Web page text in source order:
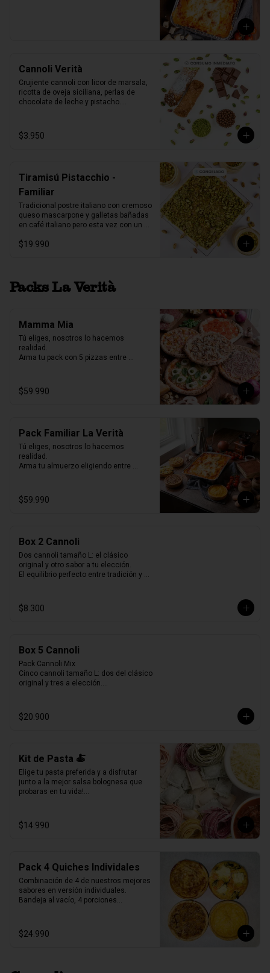
Cannoli Verità
Crujiente cannoli con licor de marsala,
ricotta de oveja siciliana, perlas de
chocolate de leche y pistacho.
$3.950
Tiramisú Pistacchio -
Familiar
Tradicional postre italiano con cremoso
queso mascarpone y galletas bañadas
en café italiano pero esta vez con un
Fuente acrilico, 6-8 porc.
$19.990
Packs La Verità
Mamma Mia
Tú eliges, nosotros lo hacemos
realidad.
Arma tu pack con 5 pizzas entre
Selladas al vacío, listas para horno o
parrilla… como recién hechas.
$59.990
Pack Familiar La Verità
Tú eliges, nosotros lo hacemos
realidad.
Arma tu almuerzo eligiendo entre
vendidas y un tiramisú familiar para
cerrar.
$59.990
Box 2 Cannoli
Dos cannoli tamaño L: el clásico
original y otro sabor a tu elección.
El equilibrio perfecto entre tradición y
$8.300
Box 5 Cannoli
Pack Cannoli Mix
Cinco cannoli tamaño L: dos del clásico
original y tres a elección.
tradicional con nuevos sabores.
$20.900
Kit de Pasta 🍝
Elige tu pasta preferida y a disfrutar
junto a la mejor salsa bolognesa que
probaras en tu vida!
400grs de bolognesa con abundante
carne mechada de vacuno.
$14.990
Pack 4 Quiches Individales
Combinación de 4 de nuestros mejores
sabores en versión individuales.
Bandeja al vacío, 4 porciones
$24.990